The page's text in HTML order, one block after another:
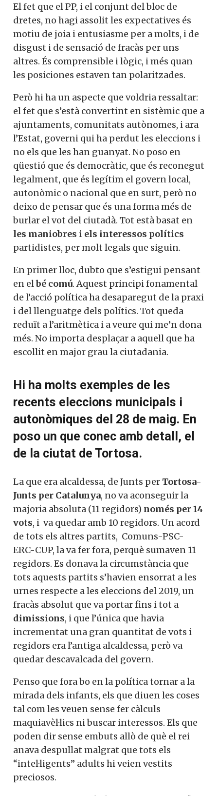
El fet que el PP, i el conjunt del bloc de
dretes, no hagi assolit les expectatives és
motiu de joia i entusiasme per a molts, i de
disgust i de sensació de fracàs per uns
altres. És comprensible i lògic, i més quan
les posiciones estaven tan polaritzades.
Però hi ha un aspecte que voldria ressaltar:
el fet que s’està convertint en sistèmic que a
ajuntaments, comunitats autònomes, i ara
l’Estat, governi qui ha perdut les eleccions i
no els que les han guanyat. No poso en
qüestió que és democràtic, que és reconegut
legalment, que és legítim el govern local,
autonòmic o nacional que en surt, però no
deixo de pensar que és una forma més de
burlar el vot del ciutadà. Tot està basat en
les maniobres i els interessos polítics
partidistes, per molt legals que siguin.
En primer lloc, dubto que s’estigui pensant
en elbé comú. Aquest principi fonamental
de l’acció política ha desaparegut de la praxi
i del llenguatge dels polítics. Tot queda
reduït a l’aritmètica i a veure qui me’n dona
més. No importa desplaçar a aquell que ha
escollit en major grau la ciutadania.
Hi ha molts exemples de les
recents eleccions municipals i
autonòmiques del 28 de maig. En
poso un que conec amb detall, el
de la ciutat de Tortosa.
La que era alcaldessa, de Junts per Tortosa-
Junts per Catalunya, no va aconseguir la
majoria absoluta (11 regidors) només per 14
vots, i va quedar amb 10 regidors. Un acord
de tots els altres partits, Comuns-PSC-
ERC-CUP, la va fer fora, perquè sumaven 11
regidors. Es donava la circumstància que
tots aquests partits s’havien ensorrat a les
urnes respecte a les eleccions del 2019, un
fracàs absolut que va portar fins i tot a
dimissions, i que l’única que havia
incrementat una gran quantitat de vots i
regidors era l’antiga alcaldessa, però va
quedar descavalcada del govern.
Penso que fora bo en la política tornar a la
mirada dels infants, els que diuen les coses
tal com les veuen sense fer càlculs
maquiavèl·lics ni buscar interessos. Els que
poden dir sense embuts allò de què el rei
anava despullat malgrat que tots els
“intel·ligents” adults hi veien vestits
preciosos.